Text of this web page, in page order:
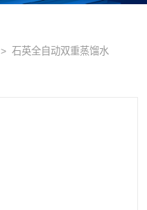
>石英全自动双重蒸馏水